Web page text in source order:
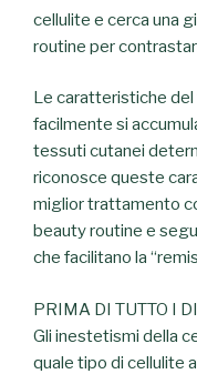
cellulite e cerca una
routine per
Le caratteristiche del
facilmente si
tessuti cutanei
riconosce queste
miglior trattamento
beauty routine e
che facilitano la
PRIMA DI TUTTO I
Gli inestetismi della
quale tipo di cellulite